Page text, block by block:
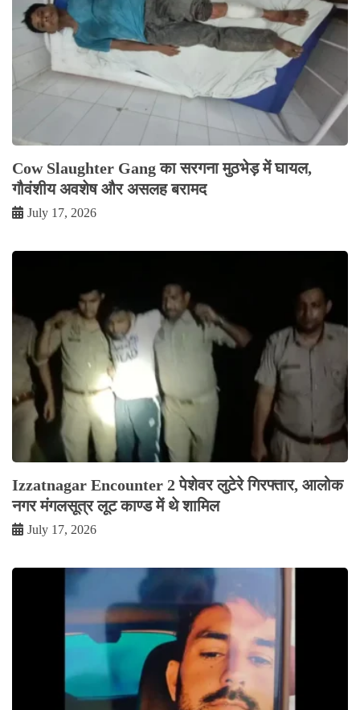
Cow Slaughter Gang का सरगना मुठभेड़ में घायल,
गौवंशीय अवशेष और असलह बरामद
July 17, 2026
Izzatnagar Encounter 2 पेशेवर लुटेरे गिरफ्तार, आलोक
नगर मंगलसूत्र लूट काण्‍ड में थे शामिल
July 17, 2026